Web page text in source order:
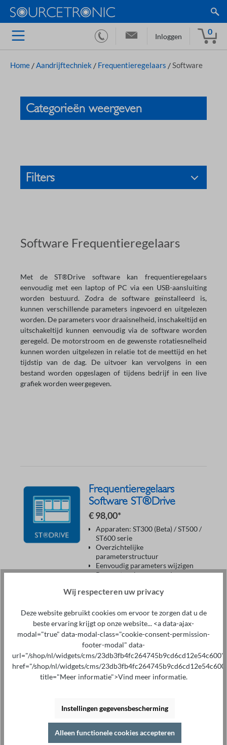
Inloggen
0
Home /Aandrijftechniek / Frequentieregelaars /Software
Categorieën weergeven
Filters
Software Frequentieregelaars
Met de ST®Drive software kan frequentieregelaars
eenvoudig met een laptop of PC via een USB-aansluiting
worden bestuurd. Zodra de software geïnstalleerd is,
kunnen verschillende parameters ingevoerd en uitgelezen
worden. De parameters voor draaisnelheid, inschakeltijd en
uitschakeltijd kunnen eenvoudig via de software worden
geregeld. De motorstroom en de gewenste rotatiesnelheid
kunnen worden uitgelezen in relatie tot de meettijd en het
tijdstip van de dag. De uitvoer kan vervolgens in een
bestand worden opgeslagen of tijdens bedrijf in een live
grafiek worden weergegeven.
Frequentieregelaars
Software ST®Drive
€ 98,00*
Apparaten: ST300 (Beta) / ST500 /
ST600 serie
Overzichtelijke
parameterstructuur
Eenvoudig parameters wijzigen
Parameters kunnen op de pc
printer worden afgedrukt
kunnen als back-up opnieuw
worden geladen
Communicatie via USB-RS485-
adapterkabel
Toevoegen aan winkelmandje
Smartphone ST®APP-
bundel Bluetooth
€ 129,00*
Wij respecteren uw privacy
Deze website gebruikt cookies om ervoor te zorgen dat u de
beste ervaring krijgt op onze website... <a data-ajax-
modal="true" data-modal-class="cookie-consent-permission-
footer-modal" data-
url="/shop/nl/widgets/cms/23db3fb4fc264745b9cd6cd12e54c600"
href="/shop/nl/widgets/cms/
title="Meer informatie">Vind meer informatie.
Instellingen gegevensbescherming
Alleen functionele cookies accepteren